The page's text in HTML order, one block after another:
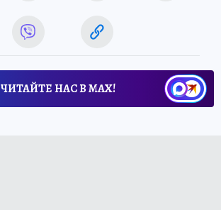
ЧИТАЙТЕ НАС В МАХ!